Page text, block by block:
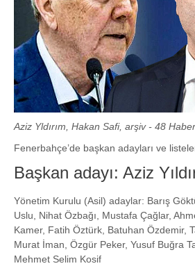
Aziz Yldırım, Hakan Safi, arşiv - 48
Fenerbahçe’de başkan adayları ve
Başkan adayı: Aziz
Yönetim Kurulu (Asil) adaylar: Barış
Uslu, Nihat Özbağı, Mustafa Çağlar,
Kamer, Fatih Öztürk, Batuhan Özdemir,
Murat İman, Özgür Peker, Yusuf Buğra
Mehmet Selim Kosif